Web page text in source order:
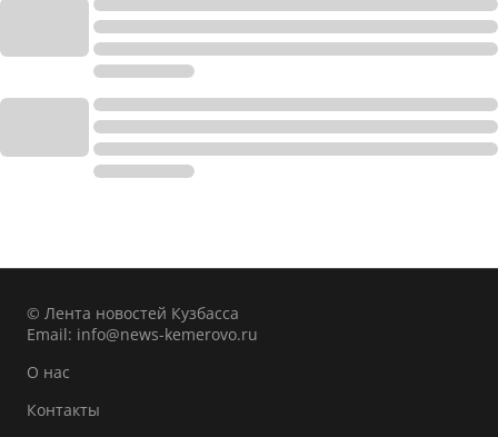
© Лента новостей Кузбасса
Email: info@news-kemerovo.ru
О нас
Контакты